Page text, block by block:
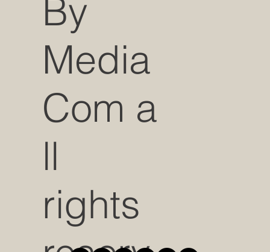
By
Media
Com a
ll
rights